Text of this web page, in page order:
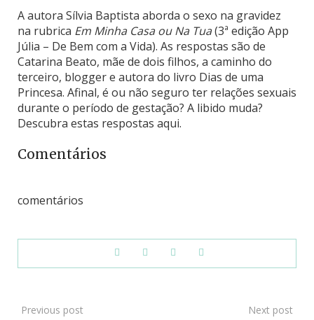
A autora Sílvia Baptista aborda o sexo na gravidez
na rubrica Em Minha Casa ou Na Tua(3ª edição App
Júlia – De Bem com a Vida). As respostas são de
Catarina Beato, mãe de dois filhos, a caminho do
terceiro, blogger e autora do livro Dias de uma
Princesa. Afinal, é ou não seguro ter relações sexuais
durante o período de gestação? A libido muda?
Descubra estas respostas aqui.
Comentários
comentários
Previous post Next post